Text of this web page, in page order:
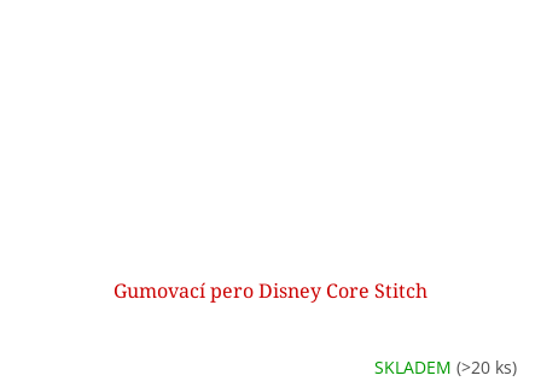
Gumovací pero Disney Core Stitch
SKLADEM (>20 ks)